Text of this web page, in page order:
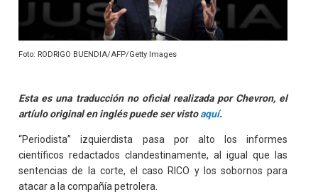
Foto: RODRIGO BUENDIA/AFP/Getty Images
Esta es una traducción no oficial realizada por Chevron, el
artíulo original en inglés puede ser vistoaquí.
“Periodista” izquierdista pasa por alto los informes
científicos redactados clandestinamente, al igual que las
sentencias de la corte, el caso RICO y los sobornos para
atacar a la compañía petrolera.